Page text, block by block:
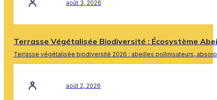
août 3, 2026
Terrasse Végétalisée Biodiversité : Écosystème
Terrasse végétalisée biodiversité 2026 : abeilles pollinisateurs,
août 2, 2026